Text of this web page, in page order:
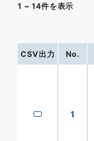
1 ~ 14件を表示
CSV出力 No.
1